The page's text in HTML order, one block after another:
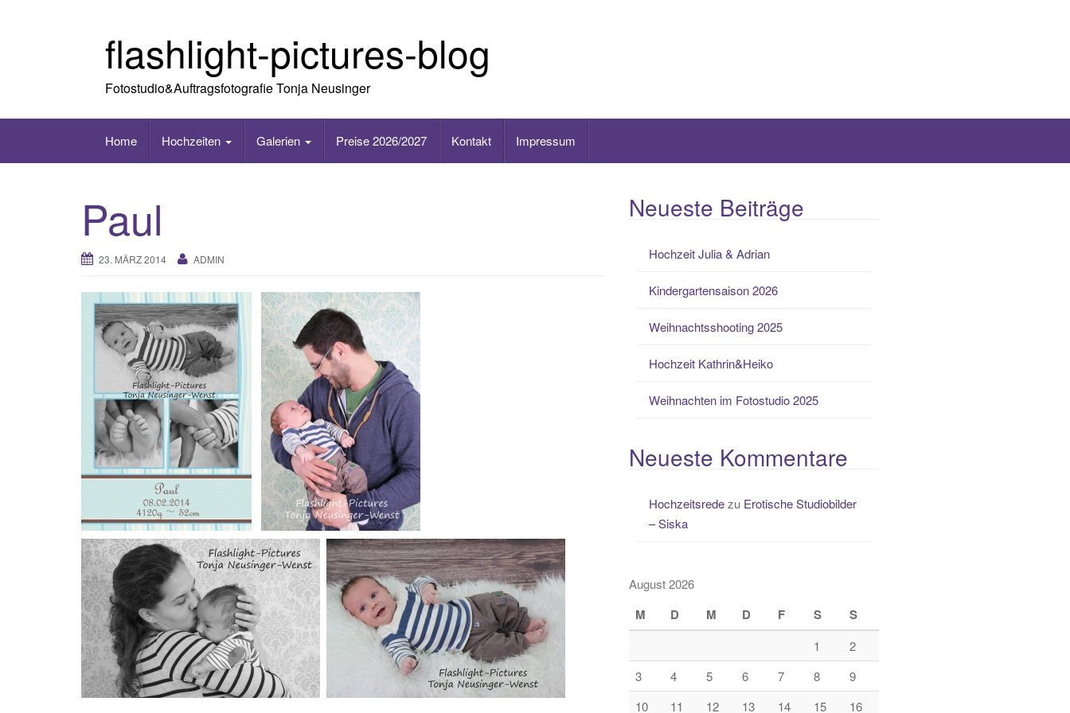
flashlight-pictures-blog
Fotostudio&Auftragsfotografie Tonja Neusinger
Home Hochzeiten Galerien Preise 2026/2027 Kontakt Impressum
Paul
23. MÄRZ 2014 ADMIN
Neueste Beiträge
Hochzeit Julia & Adrian
Kindergartensaison 2026
Weihnachtsshooting 2025
Hochzeit Kathrin&Heiko
Weihnachten im Fotostudio 2025
Neueste Kommentare
Hochzeitsredezu Erotische Studiobilder
– Siska
August 2026
M D M D F S S
1
2
3
4 5 6 7 8
9
10
11 12 13 14 15 16